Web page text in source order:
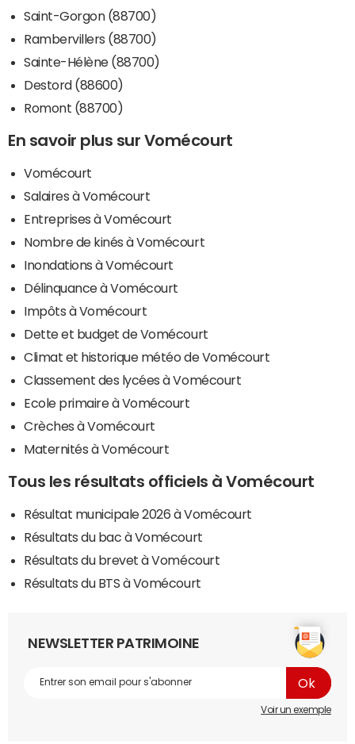
Saint-Gorgon (88700)
Rambervillers (88700)
Sainte-Hélène (88700)
Destord (88600)
Romont (88700)
En savoir plus sur Vomécourt
Vomécourt
Salaires à Vomécourt
Entreprises à Vomécourt
Nombre de kinés à Vomécourt
Inondations à Vomécourt
Délinquance à Vomécourt
Impôts à Vomécourt
Dette et budget de Vomécourt
Climat et historique météo de Vomécourt
Classement des lycées à Vomécourt
Ecole primaire à Vomécourt
Crèches à Vomécourt
Maternités à Vomécourt
Tous les résultats officiels à Vomécourt
Résultat municipale 2026 à Vomécourt
Résultats du bac à Vomécourt
Résultats du brevet à Vomécourt
Résultats du BTS à Vomécourt
NEWSLETTER PATRIMOINE
Voir un exemple